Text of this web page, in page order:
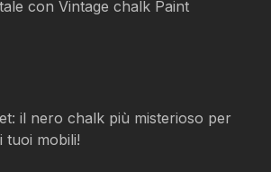
con Vintage chalk Paint
il nero chalk più misterioso per
tuoi mobili!